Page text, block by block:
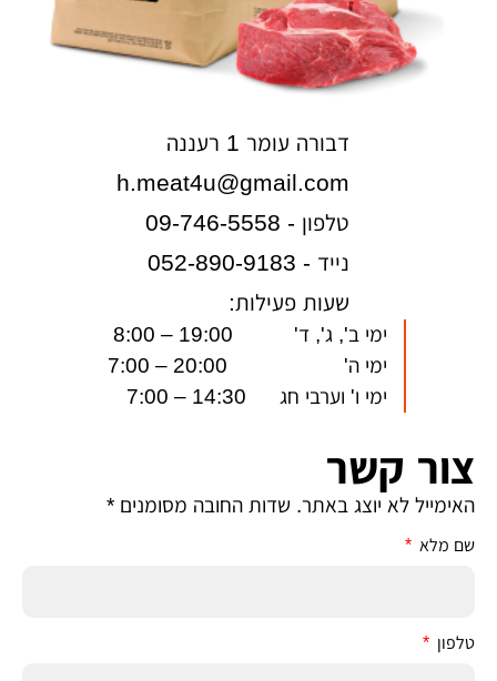
דבורה עומר 1 רעננה
h.meat4u@gmail.com
טלפון - 09-746-5558
נייד - 052-890-9183
שעות פעילות:
ימי ב', ג', ד' 19:00 – 8:00
ימי ה' 20:00 – 7:00
ימי ו' וערבי חג 14:30 – 7:00
צור קשר
האימייל לא יוצג באתר. שדות החובה מסומנים *
שם מלא
טלפון